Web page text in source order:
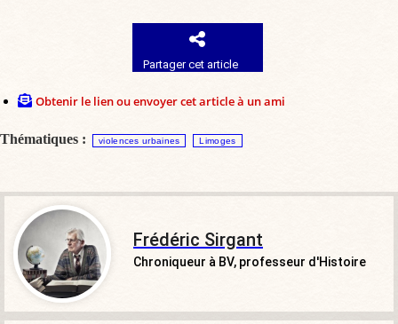
Partager cet article
Obtenir le lien ou envoyer cet article à un ami
Thématiques : violences urbaines Limoges
Frédéric Sirgant
Chroniqueur à BV, professeur d'Histoire